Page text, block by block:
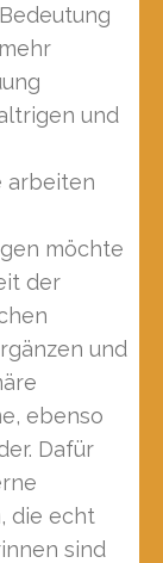
und
arbeiten
möchte
der
und
ebenso
Dafür
die echt
sind